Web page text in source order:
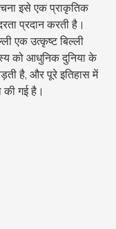
इसे एक प्राकृतिक
प्रदान करती है।
एक उत्कृष्ट बिल्ली
को आधुनिक दुनिया के
है, और पूरे इतिहास में
की गई है।